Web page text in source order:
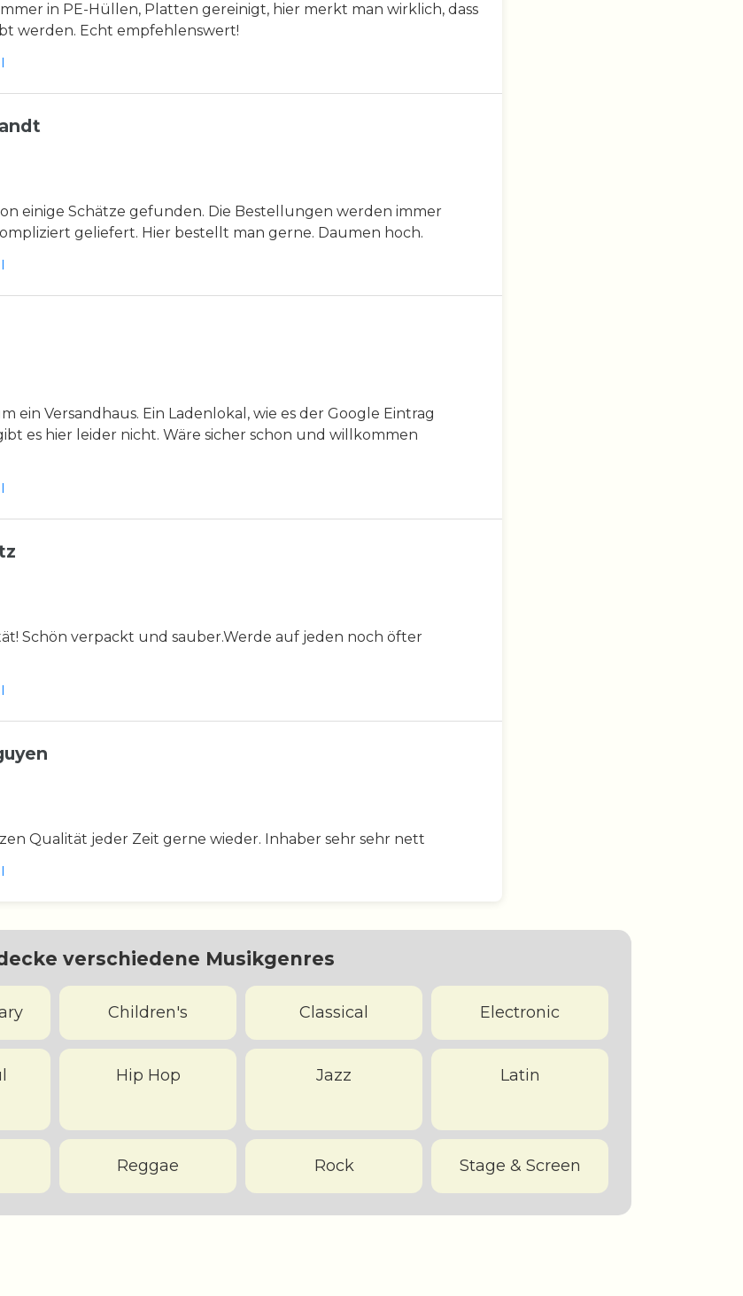
in PE-Hüllen, Platten gereinigt, hier merkt man wirklich, dass
werden. Echt empfehlenswert!
einige Schätze gefunden. Die Bestellungen werden immer
geliefert. Hier bestellt man gerne. Daumen hoch.
ein Versandhaus. Ein Ladenlokal, wie es der Google Eintrag
es hier leider nicht. Wäre sicher schon und willkommen
Schön verpackt und sauber.Werde auf jeden noch öfter
Qualität jeder Zeit gerne wieder. Inhaber sehr sehr nett
verschiedene Musikgenres
Children's Classical Electronic
Hip Hop Jazz Latin
Reggae Rock Stage & Screen